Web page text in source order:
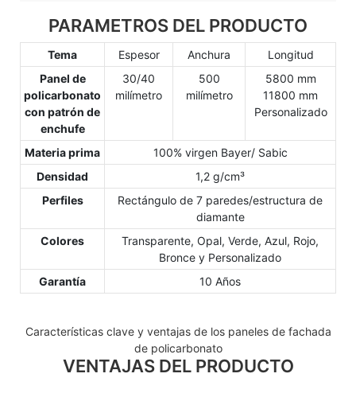
PARAMETROS DEL PRODUCTO
Tema Espesor Anchura
Longitud
Panel de
policarbonato
con patrón de
enchufe
30/40
milímetro
500
milímetro
5800 mm
11800 mm
Personalizado
Materia prima
100% virgen Bayer/ Sabic
Densidad
1,2 g/cm³
Perfiles
Rectángulo de 7 paredes/estructura de
diamante
Colores
Transparente, Opal, Verde, Azul, Rojo,
Bronce y Personalizado
Garantía
10 Años
Características clave y ventajas de los paneles de fachada
de policarbonato
VENTAJAS DEL PRODUCTO